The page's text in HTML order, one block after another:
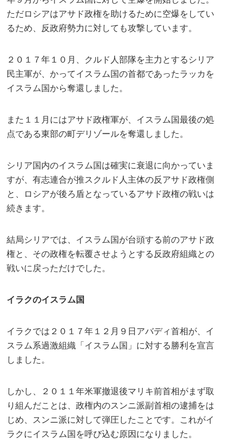
ただロシアはアサド政権を助けるために空爆をしてい
るため、反政府勢力に対しても攻撃しています。
２０１７年１０月、クルド人部隊を主力とするシリア
民主軍が、かってイスラム国の首都であったラッカを
イスラム国から奪還しました。
また１１月にはアサド政権軍が、イスラム国最後の処
点である東部の町デリゾールを奪還しました。
シリア国内のイスラム国は確実に衰退に向かっていま
すが、有志連合が推スクルド人主体の反アサド政権側
と、ロシアが後ろ盾となっているアサド政権の戦いは
続きます。
結局シリアでは、イスラム国が台頭する前のアサド政
権と、その政権を転覆させようとする反政府組織との
戦いに戻っただけでした。
イラクのイスラム国
イラクでは２０１７年１２月９日アバディ首相が、イ
スラム系過激組織「イスラム国」に対する勝利を宣言
しました。
しかし、２０１１年米軍撤退後マリキ前首相がまず取
り組んだことは、政権内のスンニ派副首相の逮捕をは
じめ、スンニ派に対して弾圧したことです。これがイ
ラクにイスラム国を呼び込む原因になりました。